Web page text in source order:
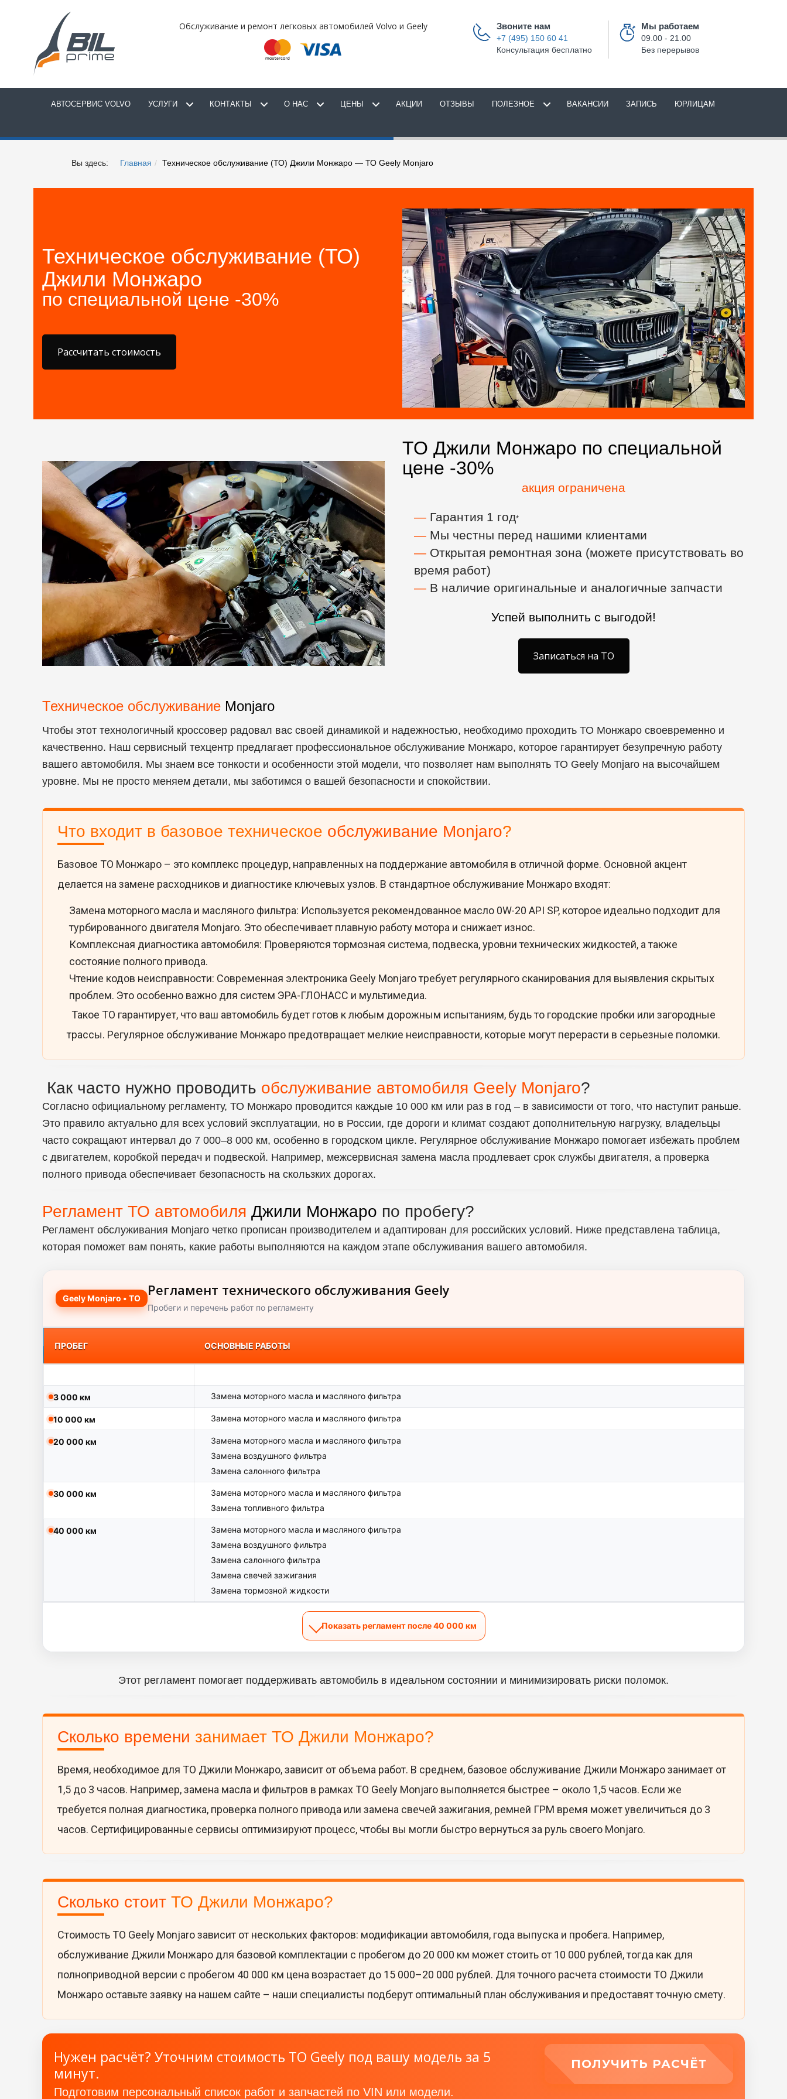
Обслуживание и ремонт легковых автомобилей Volvo и Geely Звоните нам
+7 (495) 150 60 41
Консультация бесплатно
Мы работаем
09.00 - 21.00
Без перерывов
АВТОСЕРВИС VOLVO УСЛУГИ КОНТАКТЫ О НАС ЦЕНЫ АКЦИИ ОТЗЫВЫ ПОЛЕЗНОЕ ВАКАНСИИ ЗАПИСЬ ЮРЛИЦАМ
Вы здесь: Главная Техническое обслуживание (ТО) Джили Монжаро — ТО Geely Monjaro
Техническое обслуживание (ТО)
Джили Монжаро
по специальной цене -30%
Рассчитать стоимость
ТО Джили Монжаро по специальной
цене -30%
акция ограничена
— Гарантия 1 год*
— Мы честны перед нашими клиентами
— Открытая ремонтная зона (можете присутствовать во
время работ)
— В наличие оригинальные и аналогичные запчасти
Успей выполнить с выгодой!
Записаться на ТО
Техническое обслуживание Monjaro
Чтобы этот технологичный кроссовер радовал вас своей динамикой и надежностью, необходимо проходить ТО Монжаро своевременно и
качественно. Наш сервисный техцентр предлагает профессиональное обслуживание Монжаро, которое гарантирует безупречную работу
вашего автомобиля. Мы знаем все тонкости и особенности этой модели, что позволяет нам выполнять ТО Geely Monjaro на высочайшем
уровне. Мы не просто меняем детали, мы заботимся о вашей безопасности и спокойствии.
Что входит в базовое техническое обслуживание Monjaro?
Базовое ТО Монжаро – это комплекс процедур, направленных на поддержание автомобиля в отличной форме. Основной акцент
делается на замене расходников и диагностике ключевых узлов. В стандартное обслуживание Монжаро входят:
Замена моторного масла и масляного фильтра: Используется рекомендованное масло 0W-20 API SP, которое идеально подходит для
турбированного двигателя Monjaro. Это обеспечивает плавную работу мотора и снижает износ.
Комплексная диагностика автомобиля: Проверяются тормозная система, подвеска, уровни технических жидкостей, а также
состояние полного привода.
Чтение кодов неисправности: Современная электроника Geely Monjaro требует регулярного сканирования для выявления скрытых
проблем. Это особенно важно для систем ЭРА-ГЛОНАСС и мультимедиа.
Такое ТО гарантирует, что ваш автомобиль будет готов к любым дорожным испытаниям, будь то городские пробки или загородные
трассы. Регулярное обслуживание Монжаро предотвращает мелкие неисправности, которые могут перерасти в серьезные поломки.
Как часто нужно проводить обслуживание автомобиля Geely Monjaro?
Согласно официальному регламенту, ТО Монжаро проводится каждые 10 000 км или раз в год – в зависимости от того, что наступит раньше.
Это правило актуально для всех условий эксплуатации, но в России, где дороги и климат создают дополнительную нагрузку, владельцы
часто сокращают интервал до 7 000–8 000 км, особенно в городском цикле. Регулярное обслуживание Монжаро помогает избежать проблем
с двигателем, коробкой передач и подвеской. Например, межсервисная замена масла продлевает срок службы двигателя, а проверка
полного привода обеспечивает безопасность на скользких дорогах.
Регламент ТО автомобиля Джили Монжаро по пробегу?
Регламент обслуживания Monjaro четко прописан производителем и адаптирован для российских условий. Ниже представлена таблица,
которая поможет вам понять, какие работы выполняются на каждом этапе обслуживания вашего автомобиля.
Geely Monjaro • ТО Регламент технического обслуживания Geely
Пробеги и перечень работ по регламенту
ПРОБЕГ ОСНОВНЫЕ РАБОТЫ
3 000 км Замена моторного масла и масляного фильтра
10 000 км Замена моторного масла и масляного фильтра
20 000 км
Замена моторного масла и масляного фильтра
Замена воздушного фильтра
Замена салонного фильтра
30 000 км
Замена моторного масла и масляного фильтра
Замена топливного фильтра
40 000 км
Замена моторного масла и масляного фильтра
Замена воздушного фильтра
Замена салонного фильтра
Замена свечей зажигания
Замена тормозной жидкости
Показать регламент после 40 000 км
Этот регламент помогает поддерживать автомобиль в идеальном состоянии и минимизировать риски поломок.
Сколько времени занимает ТО Джили Монжаро?
Время, необходимое для ТО Джили Монжаро, зависит от объема работ. В среднем, базовое обслуживание Джили Монжаро занимает от
1,5 до 3 часов. Например, замена масла и фильтров в рамках ТО Geely Monjaro выполняется быстрее – около 1,5 часов. Если же
требуется полная диагностика, проверка полного привода или замена свечей зажигания, ремней ГРМ время может увеличиться до 3
часов. Сертифицированные сервисы оптимизируют процесс, чтобы вы могли быстро вернуться за руль своего Monjaro.
Сколько стоит ТО Джили Монжаро?
Стоимость ТО Geely Monjaro зависит от нескольких факторов: модификации автомобиля, года выпуска и пробега. Например,
обслуживание Джили Монжаро для базовой комплектации с пробегом до 20 000 км может стоить от 10 000 рублей, тогда как для
полноприводной версии с пробегом 40 000 км цена возрастает до 15 000–20 000 рублей. Для точного расчета стоимости ТО Джили
Монжаро оставьте заявку на нашем сайте – наши специалисты подберут оптимальный план обслуживания и предоставят точную смету.
Нужен расчёт? Уточним стоимость ТО Geely под вашу модель за 5
минут.
Подготовим персональный список работ и запчастей по VIN или модели.
ПОЛУЧИТЬ РАСЧЁТ